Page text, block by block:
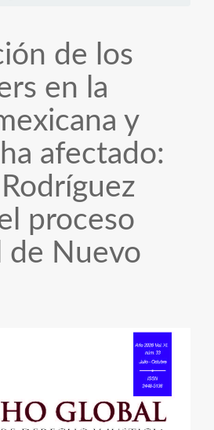
de los
en la
y
afectado:
proceso
de Nuevo